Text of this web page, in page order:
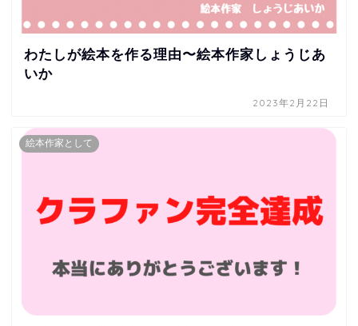
わたしが絵本を作る理由〜絵本作家しょうじあ
いか
2023年2月22日
絵本作家として